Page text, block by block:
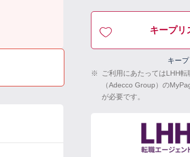
キープリ
キー
※
ご利用にあたってはLHH転
（Adecco Group）の
が必要です。